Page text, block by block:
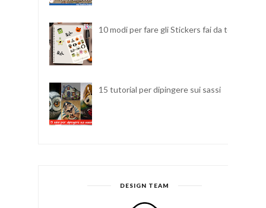
10 modi per fare gli Stickers fai da te
15 tutorial per dipingere sui sassi
DESIGN TEAM